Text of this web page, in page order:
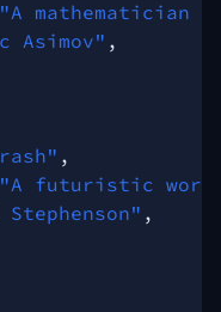
"A
Asimov" ,
,
"A futuristic
,